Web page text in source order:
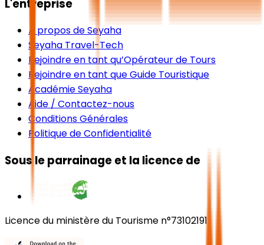
L'entreprise
À propos de Seyaha
Seyaha Travel-Tech
Rejoindre en tant qu’Opérateur de Tours
Rejoindre en tant que Guide Touristique
Académie Seyaha
Aide / Contactez-nous
Conditions Générales
Politique de Confidentialité
Sous le parrainage et la licence de
Licence du ministère du Tourisme n°73102191